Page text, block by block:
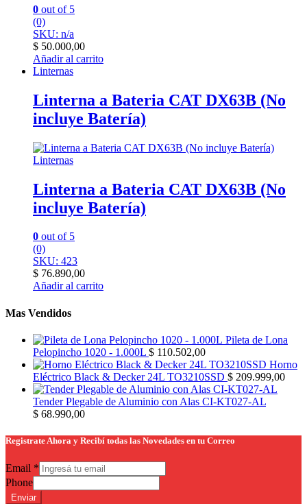
0 out of 5
(0)
SKU: n/a
$ 50.000,00
Añadir al carrito
Linternas
Linterna a Bateria CAT DX63B (No
incluye Batería)
Linternas
Linterna a Bateria CAT DX63B (No
incluye Batería)
0 out of 5
(0)
SKU: 423
$ 76.890,00
Añadir al carrito
Mas Vendidos
Pileta de Lona
Pelopincho 1020 - 1.000L $ 110.502,00
Horno
Eléctrico Black & Decker 24L TO3210SSD $ 209.999,00
Tender Plegable de Aluminio con Alas CI-KT027-AL
$ 68.990,00
Registrate Ahora y Recibí todas las Novedades en tu Correo
Email *
Phone
Enviar